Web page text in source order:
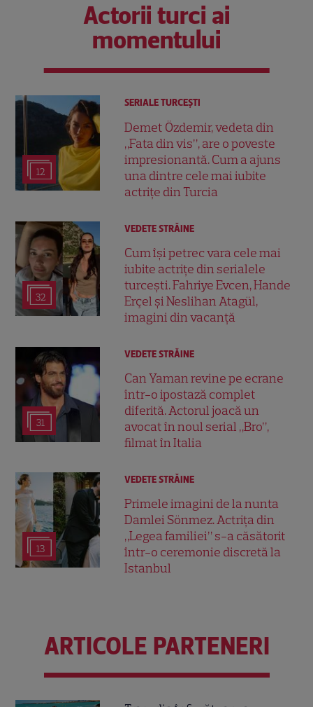
Actorii turci ai
momentului
12
SERIALE TURCEŞTI
Demet Özdemir, vedeta din
„Fata din vis”, are o poveste
impresionantă. Cum a ajuns
una dintre cele mai iubite
actrițe din Turcia
32
VEDETE STRĂINE
Cum își petrec vara cele mai
iubite actrițe din serialele
turcești. Fahriye Evcen, Hande
Erçel și Neslihan Atagül,
imagini din vacanță
31
VEDETE STRĂINE
Can Yaman revine pe ecrane
într-o ipostază complet
diferită. Actorul joacă un
avocat în noul serial „Bro”,
filmat în Italia
13
VEDETE STRĂINE
Primele imagini de la nunta
Damlei Sönmez. Actrița din
„Legea familiei” s-a căsătorit
într-o ceremonie discretă la
Istanbul
ARTICOLE PARTENERI